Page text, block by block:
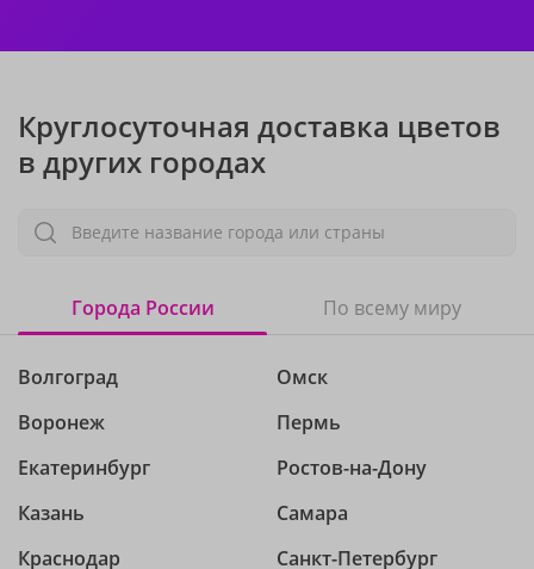
Круглосуточная доставка цветов
в других городах
Введите название города или страны
Города России По всему миру
Волгоград
Воронеж
Екатеринбург
Казань
Краснодар
Омск
Пермь
Ростов-на-Дону
Самара
Санкт-Петербург